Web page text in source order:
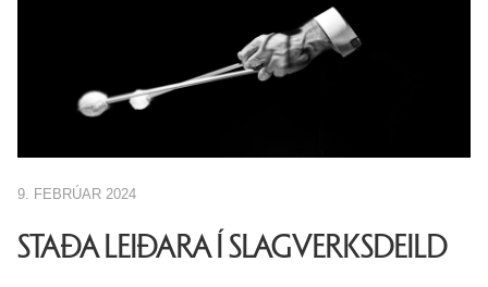
9. FEBRÚAR 2024
STAÐA LEIÐARA Í SLAGVERKSDEILD